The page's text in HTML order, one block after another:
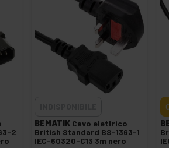
2
BEMATIK Cavo elettrico
British Standard BS-1363-1
IEC-60320-C13 3m nero